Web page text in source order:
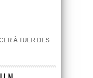
À TUER DES